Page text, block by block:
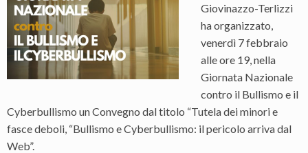
Giovinazzo-Terlizzi
ha organizzato,
venerdì 7 febbraio
alle ore 19, nella
Giornata Nazionale
contro il Bullismo e il
Cyberbullismo un Convegno dal titolo “Tutela dei minori e
fasce deboli, “Bullismo e Cyberbullismo: il pericolo arriva dal
Web”.